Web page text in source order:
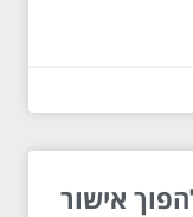
אישור